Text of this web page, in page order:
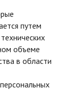
путем
объеме
в области